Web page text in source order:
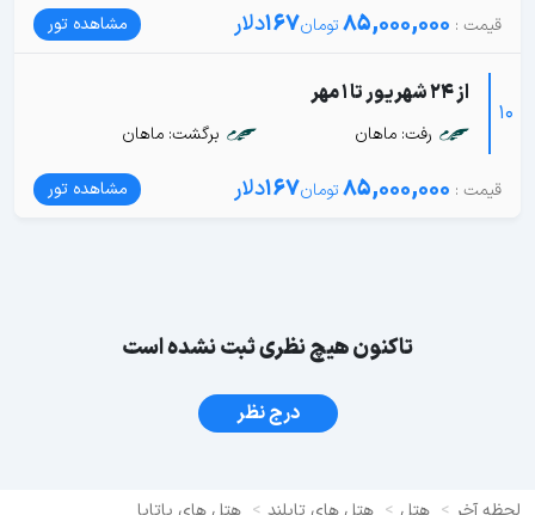
85,000,000
167دلار مشاهده تور
10
از 24 شهریور تا 1 مهر
رفت: ماهان برگشت: ماهان
85,000,000
167دلار مشاهده تور
تاکنون هیچ نظری ثبت نشده است
درج نظر